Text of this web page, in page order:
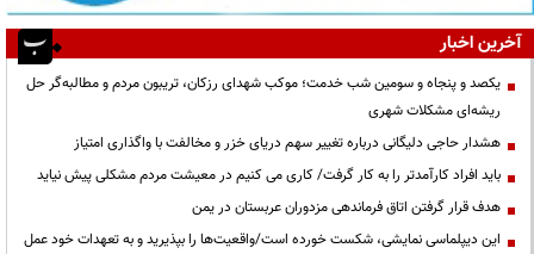
آخرین اخبار
یکصد و پنجاه و سومین شب خدمت؛ موکب شهدای رزکان، تریبون مردم و مطالبه‌گر حل
ریشه‌ای مشکلات شهری
هشدار حاجی دلیگانی درباره تغییر سهم دریای خزر و مخالفت با واگذاری امتیاز
باید افراد کارآمدتر را به کار گرفت/ کاری می کنیم در معیشت مردم مشکلی پیش نیاید
هدف قرار گرفتن اتاق‌ فرماندهی مزدوران عربستان در یمن
این دیپلماسی نمایشی، شکست خورده است/واقعیت‌ها را بپذیرید و به تعهدات خود عمل